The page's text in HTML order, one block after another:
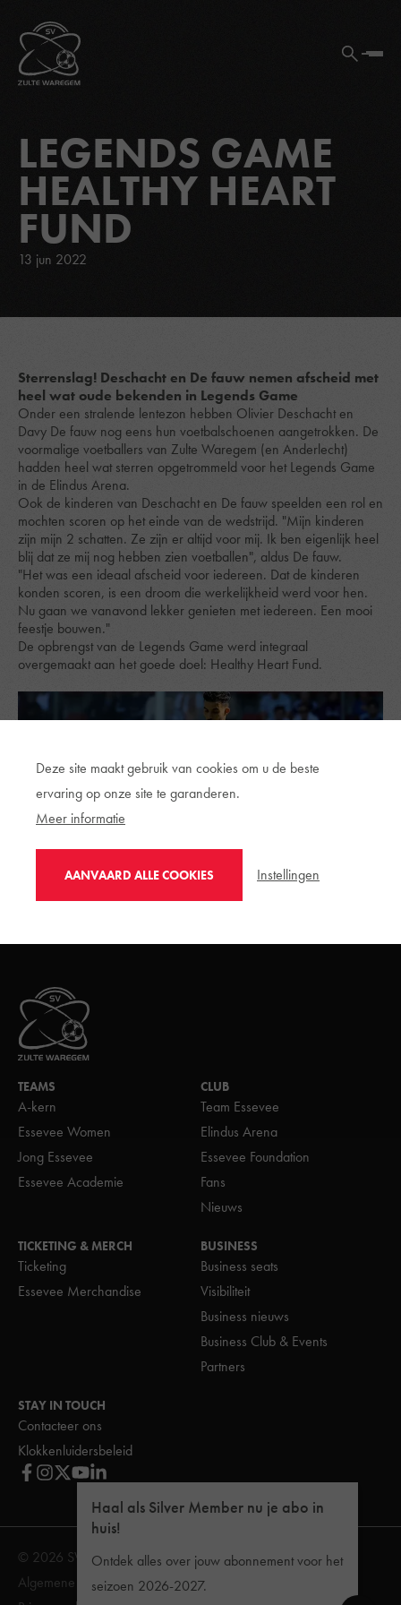
Haal als Silver Member nu je abo in
huis!
Ontdek alles over jouw abonnement voor het
seizoen 2026-2027.
LEGENDS GAME
HEALTHY HEART
FUND
13 jun 2022
Sterrenslag! Deschacht en De fauw nemen afscheid met
heel wat oude bekenden in Legends Game
Onder een stralende lentezon hebben Olivier Deschacht en
Davy De fauw nog eens hun voetbalschoenen aangetrokken. De
voormalige voetballers van Zulte Waregem (en Anderlecht)
hadden heel wat sterren opgetrommeld voor het Legends Game
in de Elindus Arena.
Ook de kinderen van Deschacht en De fauw speelden een rol en
mochten scoren op het einde van de wedstrijd. "Mijn kinderen
zijn mijn 2 schatten. Ze zijn er altijd voor mij. Ik ben eigenlijk heel
blij dat ze mij nog hebben zien voetballen", aldus De fauw.
"Het was een ideaal afscheid voor iedereen. Dat de kinderen
konden scoren, is een droom die werkelijkheid werd voor hen.
Nu gaan we vanavond lekker genieten met iedereen. Een mooi
feestje bouwen."
De opbrengst van de Legends Game werd integraal
overgemaakt aan het goede doel: Healthy Heart Fund.
TEAMS
A-kern
Essevee Women
Jong Essevee
Essevee Academie
CLUB
Team Essevee
Elindus Arena
Essevee Foundation
Fans
Nieuws
TICKETING & MERCH
Ticketing
Essevee Merchandise
BUSINESS
Business seats
Visibiliteit
Business nieuws
Business Club & Events
Partners
STAY IN TOUCH
Contacteer ons
Klokkenluidersbeleid
© 2026 SV Zulte Waregem
Algemene Voorwaarden
Reglement van inwendige orde
Deze site maakt gebruik van cookies om u de beste
ervaring op onze site te garanderen.
Meer informatie
AANVAARD ALLE COOKIES Instellingen